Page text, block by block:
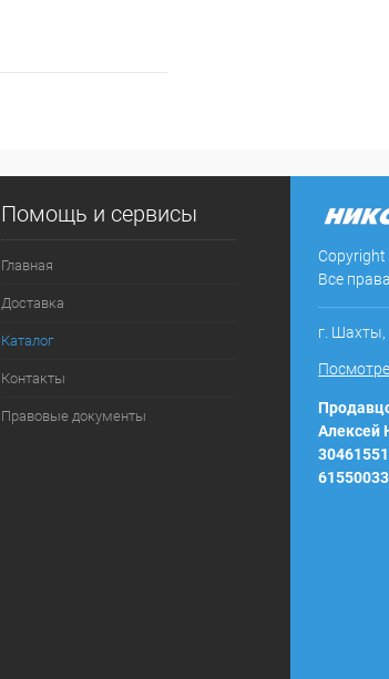
Сравнение
В наличии
Помощь и сервисы
Главная
Доставка
Каталог
Контакты
Правовые документы
Все
г. Шахты,
Алексей